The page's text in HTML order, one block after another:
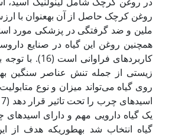
روغن کرچک حاصل از
ملین و ضد گرفتگی در پزشکی مورد
همچنین روغن این گیاه در صنایع
روی گیاه می‌تواند میزان و نوع
یک گیاه دارویی مهم و دارای
گیاه انتخاب شد